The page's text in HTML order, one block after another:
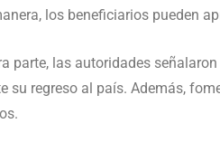
los beneficiarios pueden
parte, las autoridades
su regreso al país. Además,